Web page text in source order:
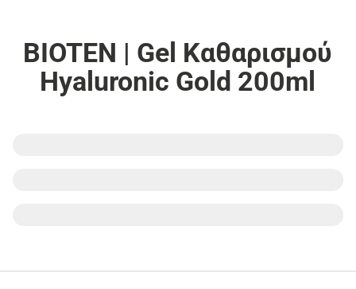
BIOTEN | Gel Καθαρισμού
Hyaluronic Gold 200ml